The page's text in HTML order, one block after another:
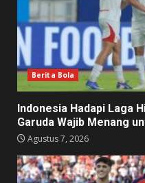
Berita Bola
Indonesia Hadapi Laga
Garuda Wajib Menang
Agustus 7, 2026